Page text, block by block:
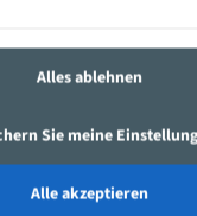
für Profile / Rohre
Alles ablehnen
Sie meine
Alle akzeptieren